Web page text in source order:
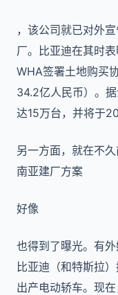
，该公司就已对外
厂。比亚迪在其时
WHA签署土地购买
34.2亿人民币）。
达15万台，并将于
另一方面，就在不
南亚建厂方案
好像
也得到了曝光。有
比亚迪（和特斯拉
出产电动轿车。现